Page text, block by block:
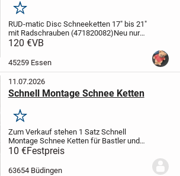
Merken
RUD-matic Disc Schneeketten 17" bis 21"
mit Radschrauben (471820082)Neu nur
einmal ausprobiert (nicht mit
14,185/75-14,
120 €VB
45259 Essen
11.07.2026
Schnell Montage Schnee Ketten
Merken
Zum Verkauf stehen 1 Satz Schnell
Montage Schnee Ketten für Bastler und
Hobby Tüftler,Heimwerker, Schrauber
Spezialisten. Größe unbekannt für 10 Euro
inklusive Versand 15 Euro.
10 €Festpreis
63654 Büdingen